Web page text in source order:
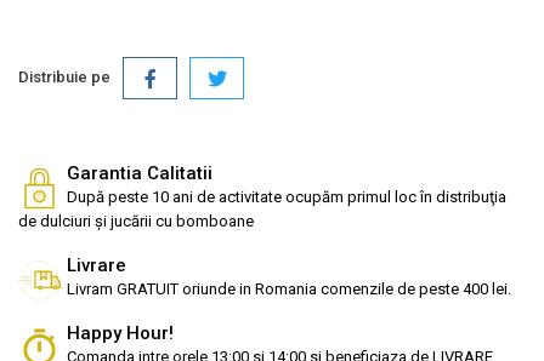
Distribuie pe
Garantia Calitatii
După peste 10 ani de activitate ocupăm primul loc în distribuţia
de dulciuri și jucării cu bomboane
Livrare
Livram GRATUIT oriunde in Romania comenzile de peste 400 lei.
Happy Hour!
Comanda intre orele 13:00 si 14:00 si beneficiaza de LIVRARE